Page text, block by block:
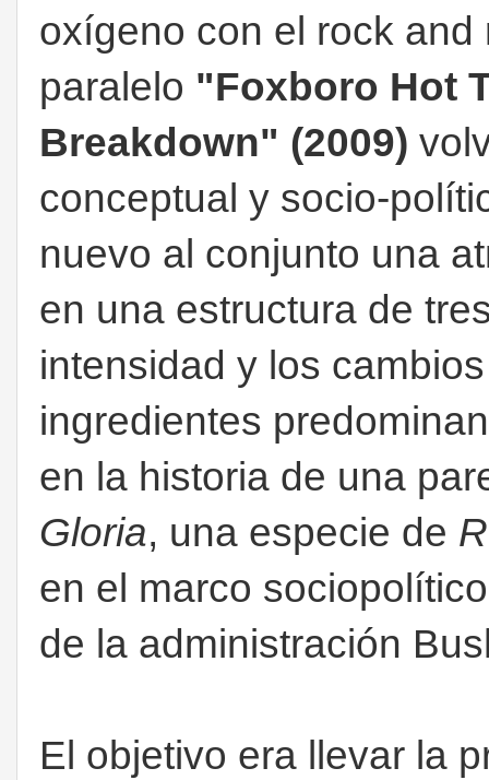
oxígeno con el rock
paralelo "Foxboro Hot
Breakdown" (2009)
conceptual y socio-
nuevo al conjunto una
en una estructura de
intensidad y los
ingredientes
en la historia de una
Gloria, una especie de
en el marco
de la administración
El objetivo era llevar la